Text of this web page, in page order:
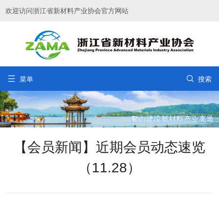
欢迎访问浙江省新材料产业协会官方网站
 菜单  搜索
【会员新闻】近期会员动态速览
（11.28）